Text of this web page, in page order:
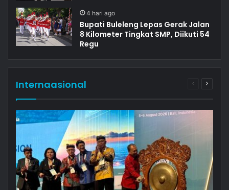
4 hari ago
Bupati Buleleng Lepas Gerak Jalan
8 Kilometer Tingkat SMP, Diikuti 54
Regu
Internaasional
Previous